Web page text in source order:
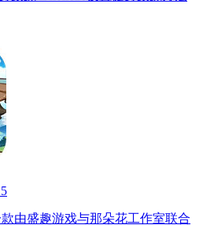
由盛趣游戏与那朵花工作室联合